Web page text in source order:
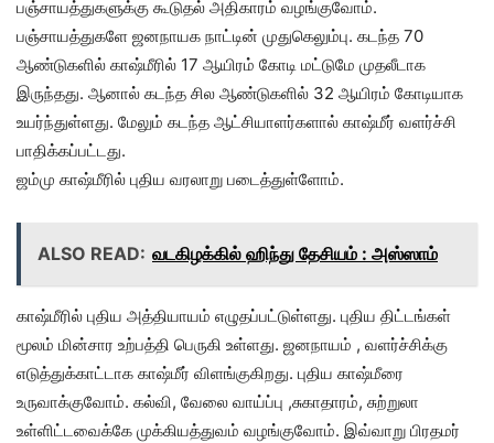
பஞ்சாயத்துகளுக்கு கூடுதல் அதிகாரம் வழங்குவோம்.
பஞ்சாயத்துகளே ஜனநாயக நாட்டின் முதுகெலும்பு. கடந்த 70
ஆண்டுகளில் காஷ்மீரில் 17 ஆயிரம் கோடி மட்டுமே முதலீடாக
இருந்தது. ஆனால் கடந்த சில ஆண்டுகளில் 32 ஆயிரம் கோடியாக
உயர்ந்துள்ளது. மேலும் கடந்த ஆட்சியாளர்களால் காஷ்மீர் வளர்ச்சி
பாதிக்கப்பட்டது.
ஜம்மு காஷ்மீரில் புதிய வரலாறு படைத்துள்ளோம்.
ALSO READ: வடகிழக்கில் ஹிந்து தேசியம் : அஸ்ஸாம்
காஷ்மீரில் புதிய அத்தியாயம் எழுதப்பட்டுள்ளது. புதிய திட்டங்கள்
மூலம் மின்சார உற்பத்தி பெருகி உள்ளது. ஜனநாயம் , வளர்ச்சிக்கு
எடுத்துக்காட்டாக காஷ்மீர் விளங்குகிறது. புதிய காஷ்மீரை
உருவாக்குவோம். கல்வி, வேலை வாய்ப்பு ,சுகாதாரம், சுற்றுலா
உள்ளிட்டவைக்கே முக்கியத்துவம் வழங்குவோம். இவ்வாறு பிரதமர்